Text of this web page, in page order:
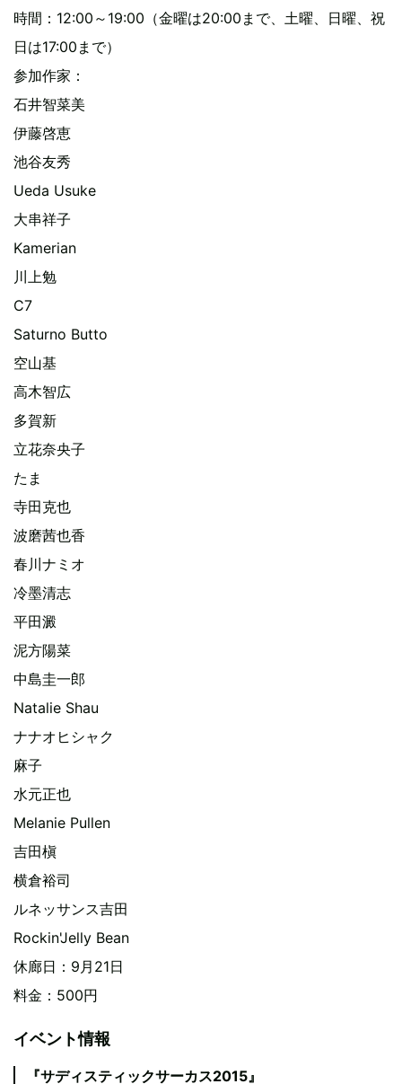
時間：12:00～19:00（金曜は20:00まで、土曜、日曜、祝
日は17:00まで）
参加作家：
石井智菜美
伊藤啓恵
池谷友秀
Ueda Usuke
大串祥子
Kamerian
川上勉
C7
Saturno Butto
空山基
高木智広
多賀新
立花奈央子
たま
寺田克也
波磨茜也香
春川ナミオ
冷墨清志
平田澱
泥方陽菜
中島圭一郎
Natalie Shau
ナナオヒシャク
麻子
水元正也
Melanie Pullen
吉田槇
横倉裕司
ルネッサンス吉田
Rockin'Jelly Bean
休廊日：9月21日
料金：500円
イベント情報
『サディスティックサーカス2015』